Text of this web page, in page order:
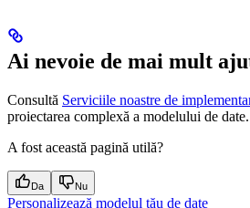
Ai nevoie de mai mult
Consultă Serviciile noastre de
proiectarea complexă a modelului de date.
A fost această pagină utilă?
Da Nu
Personalizează modelul tău de date